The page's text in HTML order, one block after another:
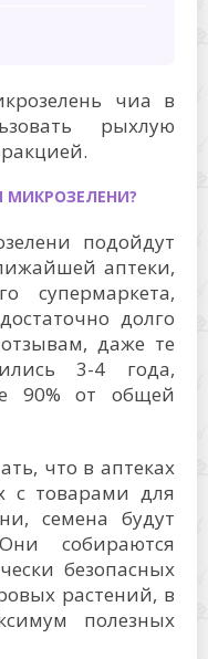
чиа в
рыхлую
МИКРОЗЕЛЕНИ?
подойдут
аптеки,
супермаркета,
долго
даже те
3-4 года,
90% от общей
что в аптеках
с товарами для
семена будут
собираются
безопасных
растений, в
полезных